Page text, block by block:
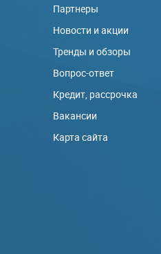
Партнеры
Новости и акции
Тренды и обзоры
Вопрос-ответ
Кредит, рассрочка
Вакансии
Карта сайта